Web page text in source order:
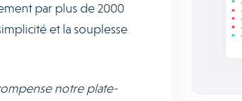
par plus de 2000
et la souplesse
notre plate-